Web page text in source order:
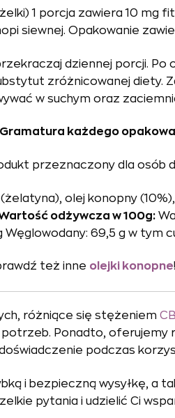
1 porcja zawiera 10
siewnej. Opakowanie
dziennej porcji.
zróżnicowanej diety.
w suchym oraz
każdego
przeznaczony dla osób
olej konopny
odżywcza w 100g:
69,5 g w tym
też inne olejki konopne!
różniące się stężeniem
Ponadto, oferujemy
podczas
i bezpieczną wysyłkę,
pytania i udzielić Ci